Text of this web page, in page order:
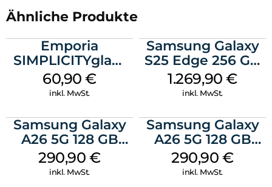
Ähnliche Produkte
Emporia
SIMPLICITYglam
Weiss
60,90€
inkl. MwSt.
Samsung Galaxy
S25 Edge 256 GB
Titanium Silver
1.269,90€
inkl. MwSt.
Samsung Galaxy
A26 5G 128 GB
White
290,90€
inkl. MwSt.
Samsung Galaxy
A26 5G 128 GB
Mint
290,90€
inkl. MwSt.